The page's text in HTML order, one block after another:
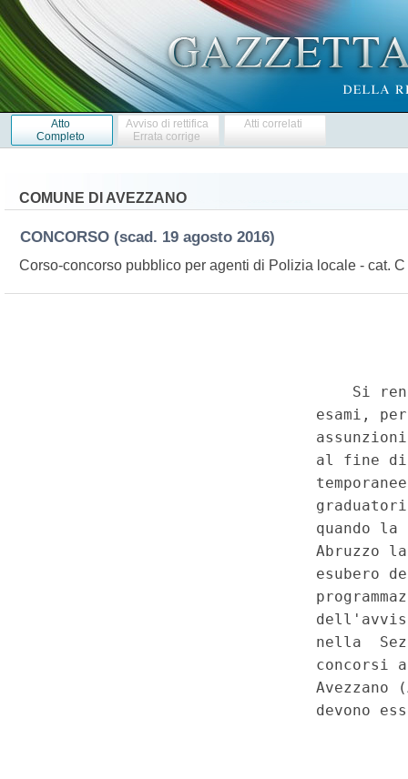
Atto
Completo
Avviso di rettifica
Errata corrige
Atti correlati
COMUNE DI AVEZZANO
CONCORSO (scad. 19 agosto 2016)
Corso-concorso pubblico per agenti di Polizia locale - cat. C